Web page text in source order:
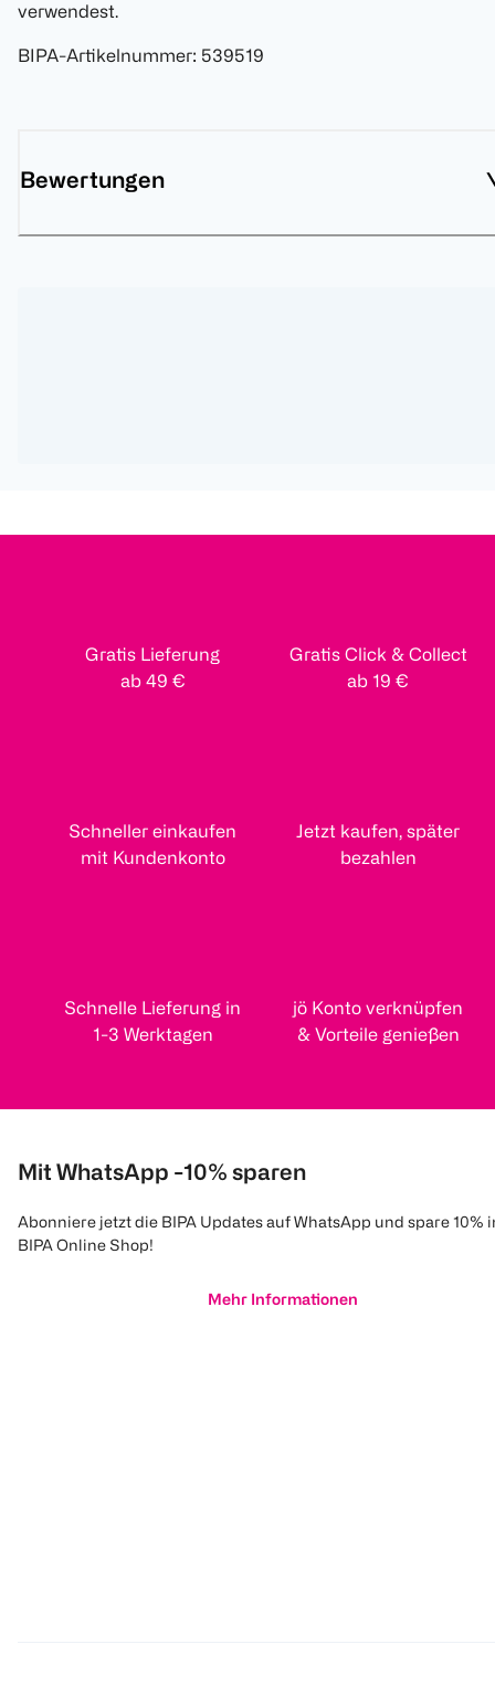
verwendest.
BIPA-Artikelnummer: 539519
Bewertungen
Gratis Lieferung
ab 49 €
Gratis Click & Collect
ab 19 €
Schneller einkaufen
mit Kundenkonto
Jetzt kaufen, später
bezahlen
Schnelle Lieferung in
1-3 Werktagen
jö Konto verknüpfen
& Vorteile genießen
Mit WhatsApp -10% sparen
Abonniere jetzt die BIPA Updates auf WhatsApp und spare 10%
BIPA Online Shop!
Mehr Informationen